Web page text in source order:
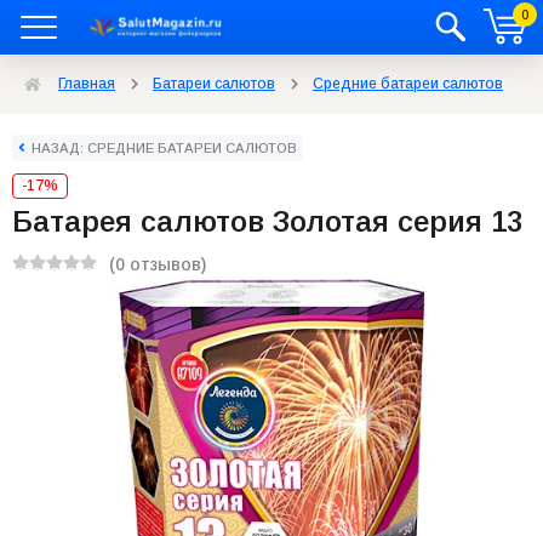
0
Главная Батареи салютов Средние батареи салютов
НАЗАД: СРЕДНИЕ БАТАРЕИ САЛЮТОВ
-17%
Батарея салютов Золотая серия 13
(0 отзывов)